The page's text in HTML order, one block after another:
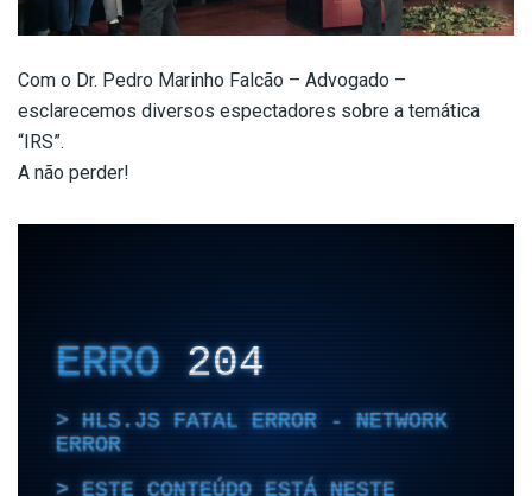
Com o Dr. Pedro Marinho Falcão – Advogado –
esclarecemos diversos espectadores sobre a temática
“IRS”.
A não perder!